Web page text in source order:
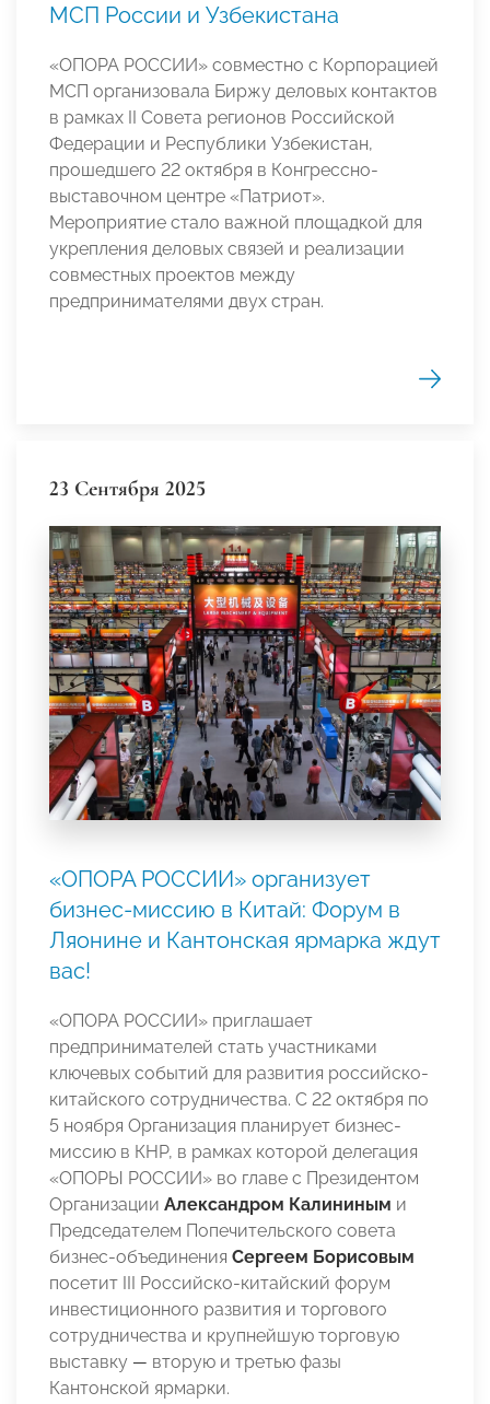
МСП России и Узбекистана
«ОПОРА РОССИИ» совместно с Корпорацией
МСП организовала Биржу деловых контактов
в рамках II Совета регионов Российской
Федерации и Республики Узбекистан,
прошедшего 22 октября в Конгрессно-
выставочном центре «Патриот».
Мероприятие стало важной площадкой для
укрепления деловых связей и реализации
совместных проектов между
предпринимателями двух стран.
23 Сентября 2025
«ОПОРА РОССИИ» организует
бизнес-миссию в Китай: Форум в
Ляонине и Кантонская ярмарка ждут
вас!
«ОПОРА РОССИИ» приглашает
предпринимателей стать участниками
ключевых событий для развития российско-
китайского сотрудничества. С 22 октября по
5 ноября Организация планирует бизнес-
миссию в КНР, в рамках которой делегация
«ОПОРЫ РОССИИ» во главе с Президентом
Организации Александром Калининым и
Председателем Попечительского совета
бизнес-объединения Сергеем Борисовым
посетит III Российско-китайский форум
инвестиционного развития и торгового
сотрудничества и крупнейшую торговую
выставку — вторую и третью фазы
Кантонской ярмарки.